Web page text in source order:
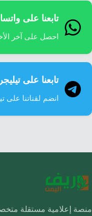
تابعنا على
احصل على آخر
تابعنا على
انضم لقناتنا على
منصة إعلامية مستقلة